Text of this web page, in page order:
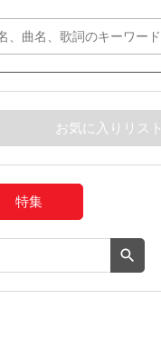
お気に入りリスト
特集